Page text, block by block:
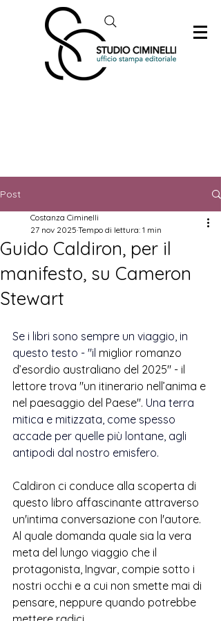
Post
Guido Caldiron, per il
manifesto, su Cameron
Stewart
Costanza Ciminelli
27 nov 2025 Tempo di lettura: 1 min
Se i libri sono sempre un viaggio, in
questo testo - "il miglior romanzo
d’esordio australiano del 2025" - il
lettore trova "un itinerario nell’anima e
nel paesaggio del Paese". Una terra
mitica e mitizzata, come spesso
accade per quelle più lontane, agli
antipodi dal nostro emisfero.
Caldiron ci conduce alla scoperta di
questo libro affascinante attraverso
un'intima conversazione con l'autore.
Al quale domanda quale sia la vera
meta del lungo viaggio che il
protagonista, Ingvar, compie sotto i
nostri occhi e a cui non smette mai di
pensare, neppure quando potrebbe